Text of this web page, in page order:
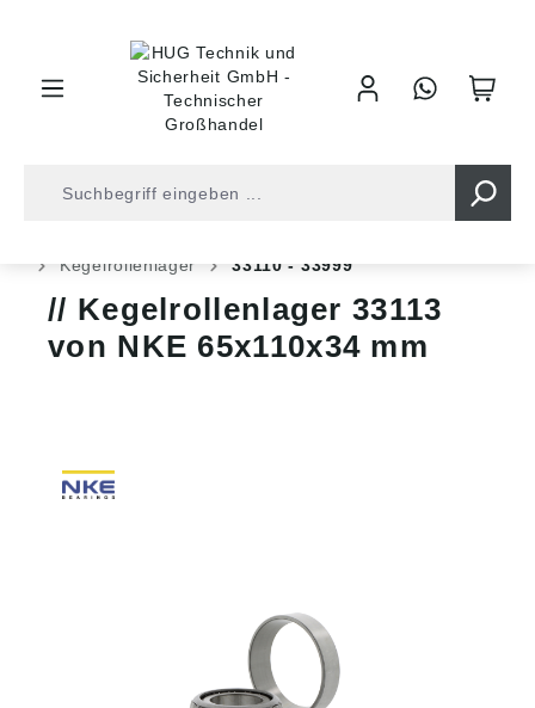
Kegelrollenlager
33110 - 33999
Kegelrollenlager 33113
von NKE 65x110x34 mm